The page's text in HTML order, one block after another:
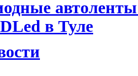
в Туле